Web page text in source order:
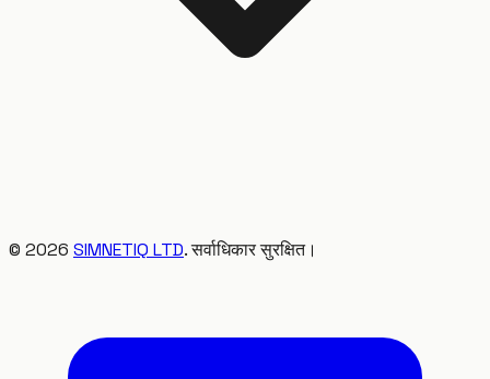
© 2026 SIMNETIQ LTD. सर्वाधिकार सुरक्षित।